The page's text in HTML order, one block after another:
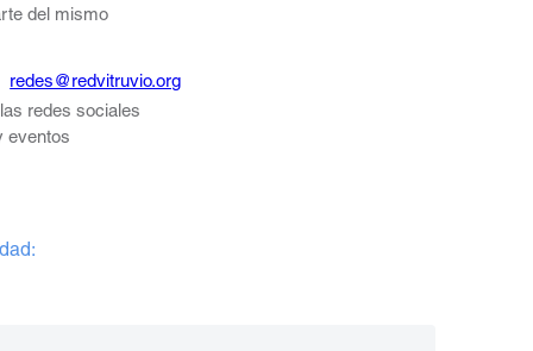
del mismo
redes@redvitruvio.org
redes sociales
eventos